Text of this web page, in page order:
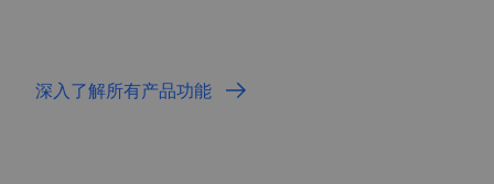
深入了解所有产品功能